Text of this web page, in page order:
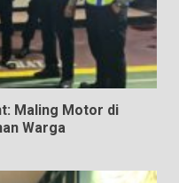
Maling Motor di
Warga